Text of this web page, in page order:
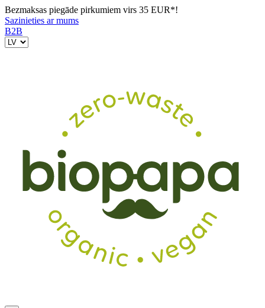
Bezmaksas piegāde pirkumiem virs 35 EUR*!
Sazinieties ar mums
B2B